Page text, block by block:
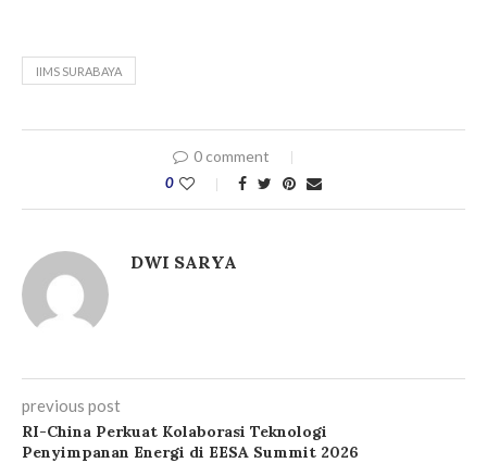
IIMS SURABAYA
0 comment
0
DWI SARYA
previous post
RI-China Perkuat Kolaborasi Teknologi
Penyimpanan Energi di EESA Summit 2026